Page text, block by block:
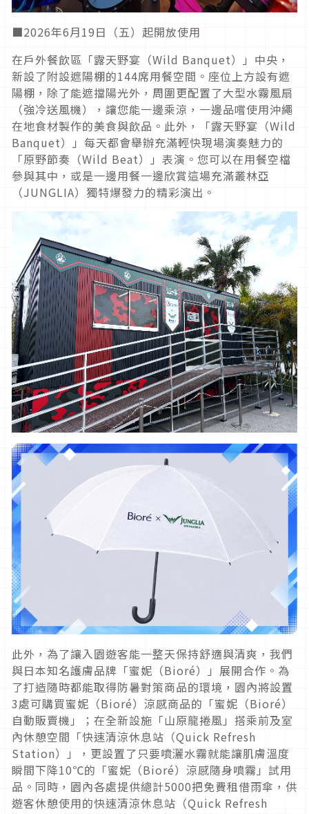
■2026年6月19日（五）起開放使用
在戶外餐飲區「露天野宴（Wild Banquet）」中央，
新設了附設遮陽棚的144席用餐空間。座位上方設有遮
陽棚，除了能遮擋陽光外，周圍更配置了大型水霧風扇
（強冷送風機），讓您能一邊乘涼，一邊品嚐使用沖繩
在地食材製作的美食與飲品。此外，「露天野宴（Wild
Banquet）」每天都會舉辦充滿輕快現場演奏魅力的
「原野節奏（Wild Beat）」表演。您可以在用餐空檔
參與其中，或是一邊用餐一邊欣賞這場充滿叢林亞
（JUNGLIA）獨特爆發力的精彩演出。
此外，為了讓入園遊客能一整天保持舒適與清爽，我們
與日本知名護膚品牌「蜜妮（Bioré）」展開合作。為
了打造隨時都能取得防暑對策商品的環境，園內將設置
3處可購買蜜妮（Bioré）涼感商品的「蜜妮（Bioré）
自動販賣機」；在全新設施「山原龍捲風」搭乘前及室
內休憩空間「快速清涼休息站（Quick Refresh
Station）」，更設置了只要噴灑水霧就能讓肌膚溫度
瞬間下降10℃的「蜜妮（Bioré）涼感隨身噴霧」試用
品。同時，園內各處提供總計5000把免費租借雨傘，供
遊客休憩使用的快速清涼休息站（Quick Refresh